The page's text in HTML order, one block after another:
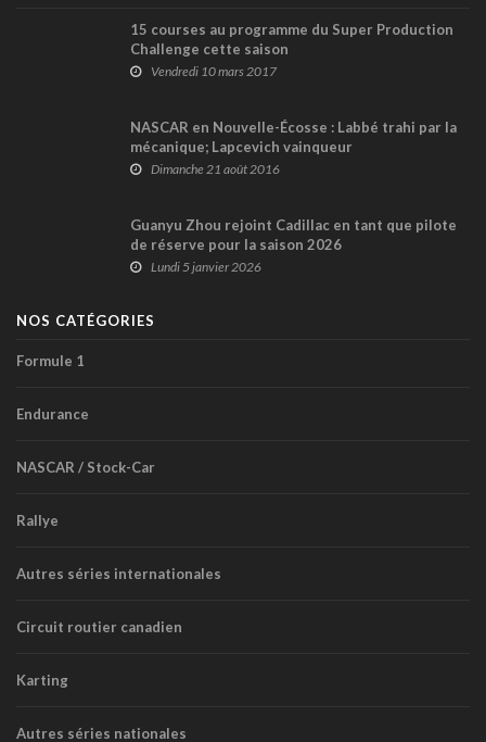
15 courses au programme du Super Production
Challenge cette saison
Vendredi 10 mars 2017
NASCAR en Nouvelle-Écosse : Labbé trahi par la
mécanique; Lapcevich vainqueur
Dimanche 21 août 2016
Guanyu Zhou rejoint Cadillac en tant que pilote
de réserve pour la saison 2026
Lundi 5 janvier 2026
NOS CATÉGORIES
Formule 1
Endurance
NASCAR / Stock-Car
Rallye
Autres séries internationales
Circuit routier canadien
Karting
Autres séries nationales